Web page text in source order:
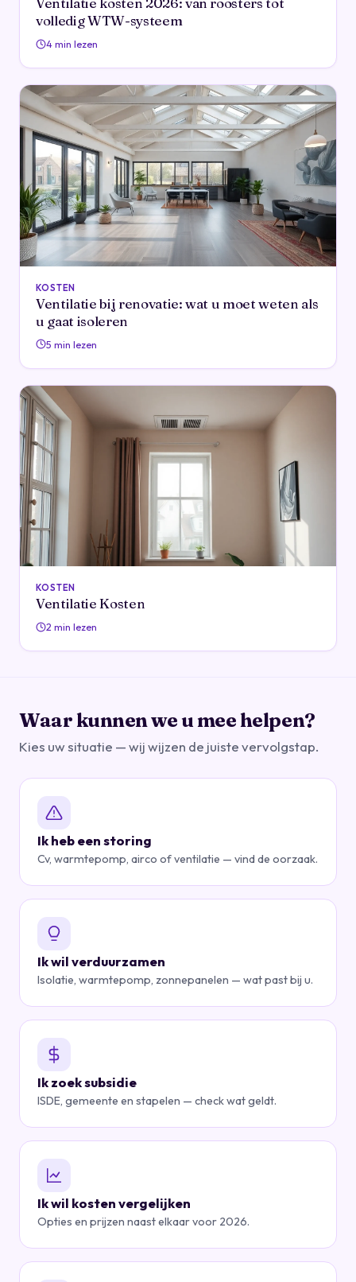
volledig WTW-systeem
4 min lezen
KOSTEN
Ventilatie bij renovatie: wat u moet weten als
u gaat isoleren
5 min lezen
KOSTEN
Ventilatie Kosten
2 min lezen
Waar kunnen we u mee helpen?
Kies uw situatie — wij wijzen de juiste vervolgstap.
Ik heb een storing
Cv, warmtepomp, airco of ventilatie — vind de oorzaak.
Ik wil verduurzamen
Isolatie, warmtepomp, zonnepanelen — wat past bij u.
Ik zoek subsidie
ISDE, gemeente en stapelen — check wat geldt.
Ik wil kosten vergelijken
Opties en prijzen naast elkaar voor 2026.